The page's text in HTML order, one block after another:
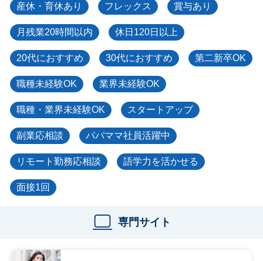
産休・育休あり フレックス 賞与あり
月残業20時間以内 休日120日以上
20代におすすめ 30代におすすめ 第二新卒OK
職種未経験OK 業界未経験OK
職種・業界未経験OK スタートアップ
副業応相談 パパママ社員活躍中
リモート勤務応相談 語学力を活かせる
面接1回
専門サイト